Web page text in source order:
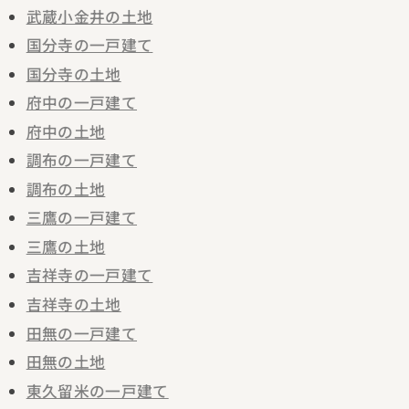
武蔵小金井の土地
国分寺の一戸建て
国分寺の土地
府中の一戸建て
府中の土地
調布の一戸建て
調布の土地
三鷹の一戸建て
三鷹の土地
吉祥寺の一戸建て
吉祥寺の土地
田無の一戸建て
田無の土地
東久留米の一戸建て